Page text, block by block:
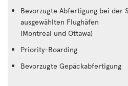
Bevorzugte Abfertigung bei der
ausgewählten Flughäfen
(Montreal und Ottawa)
Priority-Boarding
Bevorzugte Gepäckabfertigung